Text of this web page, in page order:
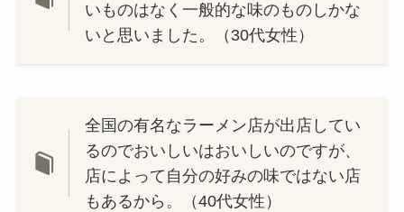
いものはなく一般的な味のものしかな
いと思いました。（30代女性）
全国の有名なラーメン店が出店してい
るのでおいしいはおいしいのですが、
店によって自分の好みの味ではない店
もあるから。（40代女性）